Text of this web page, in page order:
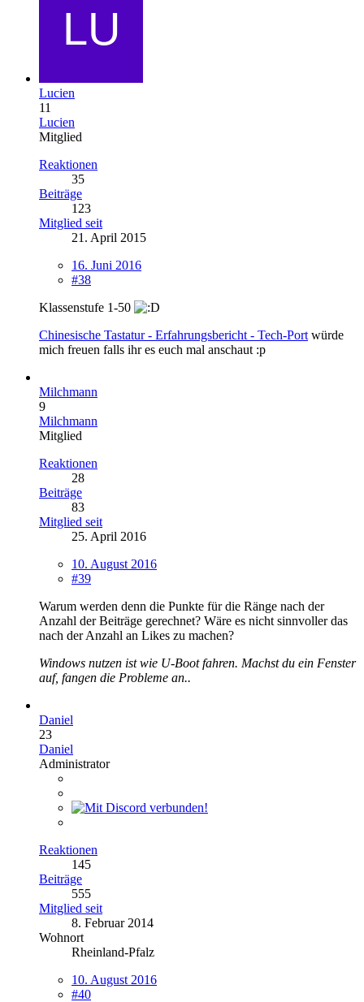
Lucien
11
Lucien
Mitglied
Reaktionen
35
Beiträge
123
Mitglied seit
21. April 2015
16. Juni 2016
#38
Klassenstufe 1-50
Chinesische Tastatur - Erfahrungsbericht - Tech-Port würde
mich freuen falls ihr es euch mal anschaut :p
Milchmann
9
Milchmann
Mitglied
Reaktionen
28
Beiträge
83
Mitglied seit
25. April 2016
10. August 2016
#39
Warum werden denn die Punkte für die Ränge nach der
Anzahl der Beiträge gerechnet? Wäre es nicht sinnvoller das
nach der Anzahl an Likes zu machen?
Windows nutzen ist wie U-Boot fahren. Machst du ein Fenster
auf, fangen die Probleme an..
Daniel
23
Daniel
Administrator
Reaktionen
145
Beiträge
555
Mitglied seit
8. Februar 2014
Wohnort
Rheinland-Pfalz
10. August 2016
#40